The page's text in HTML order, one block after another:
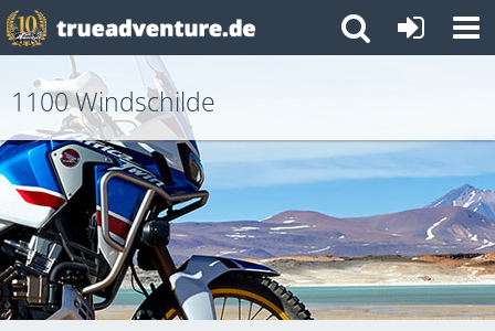
1100 Windschilde